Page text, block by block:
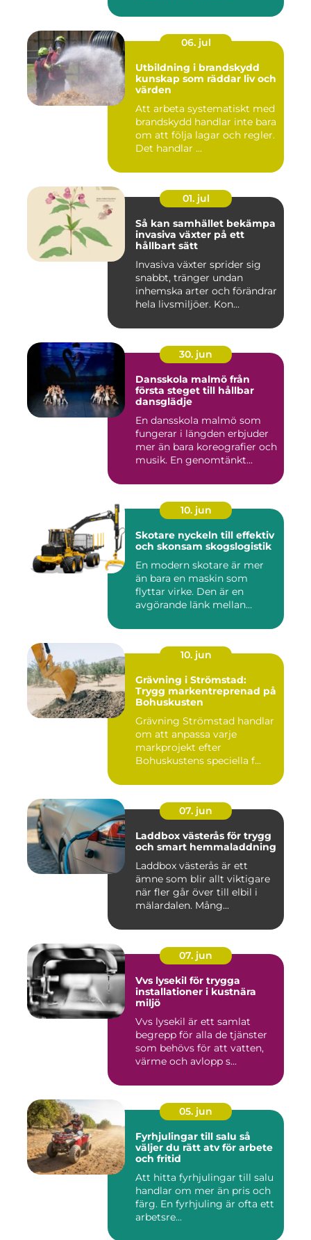
06. jul
Utbildning i brandskydd
kunskap som räddar liv och
värden
Att arbeta systematiskt med
brandskydd handlar inte bara
om att följa lagar och regler.
Det handlar ...
01. jul
Så kan samhället bekämpa
invasiva växter på ett
hållbart sätt
Invasiva växter sprider sig
snabbt, tränger undan
inhemska arter och förändrar
hela livsmiljöer. Kon...
30. jun
Dansskola malmö från
första steget till hållbar
dansglädje
En dansskola malmö som
fungerar i längden erbjuder
mer än bara koreografier och
musik. En genomtänkt...
10. jun
Skotare nyckeln till effektiv
och skonsam skogslogistik
En modern skotare är mer
än bara en maskin som
flyttar virke. Den är en
avgörande länk mellan
10. jun
Grävning i Strömstad:
Trygg markentreprenad på
Bohuskusten
Grävning Strömstad handlar
om att anpassa varje
markprojekt efter
Bohuskustens speciella f...
07. jun
Laddbox västerås för trygg
och smart hemmaladdning
Laddbox västerås är ett
ämne som blir allt viktigare
när fler går över till elbil i
mälardalen. Mång...
07. jun
Vvs lysekil för trygga
installationer i kustnära
miljö
Vvs lysekil är ett samlat
begrepp för alla de tjänster
som behövs för att vatten,
värme och avlopp s...
05. jun
Fyrhjulingar till salu så
väljer du rätt atv för arbete
och fritid
Att hitta fyrhjulingar till salu
handlar om mer än pris och
färg. En fyrhjuling är ofta ett
arbetsre...